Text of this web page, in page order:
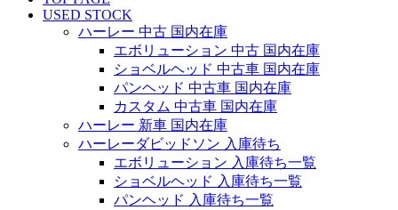
USED STOCK
ハーレー 中古 国内在庫
エボリューション 中古 国内在庫
ショベルヘッド 中古車 国内在庫
パンヘッド 中古車 国内在庫
カスタム 中古車 国内在庫
ハーレー 新車 国内在庫
ハーレーダビッドソン 入庫待ち
エボリューション 入庫待ち一覧
ショベルヘッド 入庫待ち一覧
パンヘッド 入庫待ち一覧